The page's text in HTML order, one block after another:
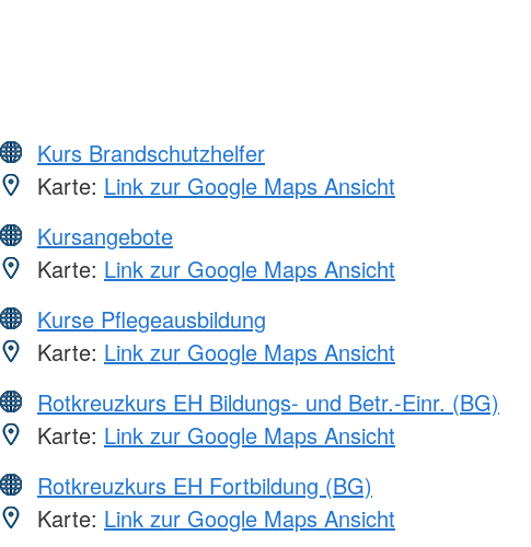
Kurs Brandschutzhelfer
Karte: Link zur Google Maps Ansicht
Kursangebote
Karte: Link zur Google Maps Ansicht
Kurse Pflegeausbildung
Karte: Link zur Google Maps Ansicht
Rotkreuzkurs EH Bildungs- und Betr.-Einr. (BG)
Karte: Link zur Google Maps Ansicht
Rotkreuzkurs EH Fortbildung (BG)
Karte: Link zur Google Maps Ansicht